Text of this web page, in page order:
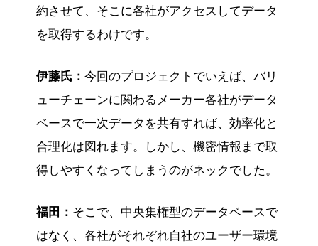
約させて、そこに各社がアクセスしてデータ
を取得するわけです。
伊藤氏： 今回のプロジェクトでいえば、バリ
ューチェーンに関わるメーカー各社がデータ
ベースで一次データを共有すれば、効率化と
合理化は図れます。しかし、機密情報まで取
得しやすくなってしまうのがネックでした。
福田： そこで、中央集権型のデータベースで
はなく、各社がそれぞれ自社のユーザー環境